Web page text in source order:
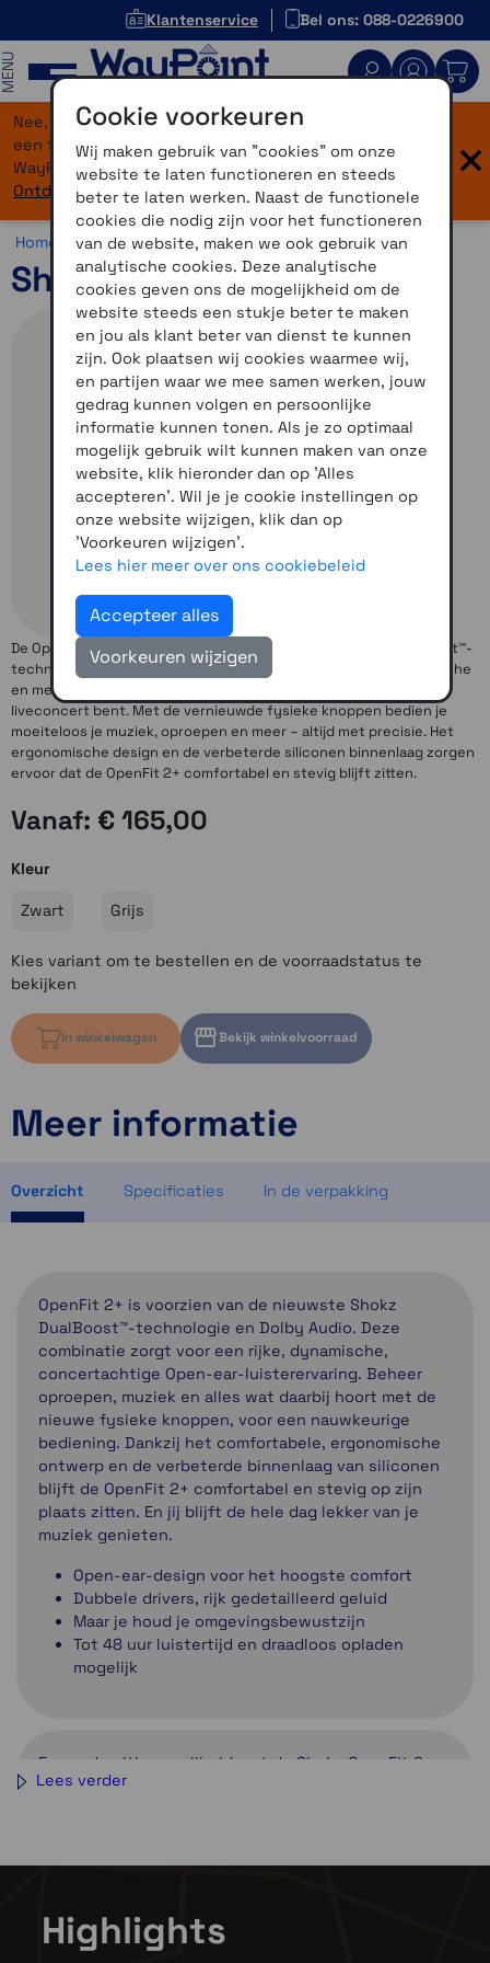
Klantenservice Bel ons: 088-0226900
Nee, je bent niet verdwaald! Onze website heeft
een flinke upgrade gekregen. Dezelfde vertrouwde
WayPoint-service, maar dan in een modern jasje.
Ontdek hier wat er allemaal nieuw is.
×
Home >Communicatie >Sport >Shokz
Shokz OpenFit 2 Plus
De OpenFit 2+ is uitgerust met de geavanceerde Shokz DualBoost™-
technologie en Dolby Audio. Samen bieden ze een rijke, dynamische
en meeslepende open-ear luisterervaring, alsof je bij een
liveconcert bent. Met de vernieuwde fysieke knoppen bedien je
moeiteloos je muziek, oproepen en meer – altijd met precisie. Het
ergonomische design en de verbeterde siliconen binnenlaag zorgen
ervoor dat de OpenFit 2+ comfortabel en stevig blijft zitten.
Vanaf: € 165,00
Kleur
Zwart Grijs
Kies variant om te bestellen en de voorraadstatus te
bekijken
In winkelwagen Bekijk winkelvoorraad
Kies variant om voorraad te bekijken
Kies variant om voorraad te bekijken
Meer informatie
Overzicht Specificaties In de verpakking
OpenFit 2+ is voorzien van de nieuwste Shokz
DualBoost™-technologie en Dolby Audio. Deze
combinatie zorgt voor een rijke, dynamische,
concertachtige Open-ear-luisterervaring. Beheer
oproepen, muziek en alles wat daarbij hoort met de
nieuwe fysieke knoppen, voor een nauwkeurige
bediening. Dankzij het comfortabele, ergonomische
ontwerp en de verbeterde binnenlaag van siliconen
blijft de OpenFit 2+ comfortabel en stevig op zijn
plaats zitten. En jij blijft de hele dag lekker van je
muziek genieten.
Open-ear-design voor het hoogste comfort
Dubbele drivers, rijk gedetailleerd geluid
Maar je houd je omgevingsbewustzijn
Tot 48 uur luistertijd en draadloos opladen
mogelijk
Ervaar de ultieme vrijheid met de Shokz OpenFit 2+,
het vlaggenschip onder de open-ear draadloze
Belangrijkste kenmerken:
Lees verder
Highlights
Cookie voorkeuren
Wij maken gebruik van "cookies" om onze
website te laten functioneren en steeds
beter te laten werken. Naast de functionele
cookies die nodig zijn voor het functioneren
van de website, maken we ook gebruik van
analytische cookies. Deze analytische
cookies geven ons de mogelijkheid om de
website steeds een stukje beter te maken
en jou als klant beter van dienst te kunnen
zijn. Ook plaatsen wij cookies waarmee wij,
en partijen waar we mee samen werken, jouw
gedrag kunnen volgen en persoonlijke
informatie kunnen tonen. Als je zo optimaal
mogelijk gebruik wilt kunnen maken van onze
website, klik hieronder dan op 'Alles
accepteren'. Wil je je cookie instellingen op
onze website wijzigen, klik dan op
'Voorkeuren wijzigen'.
Lees hier meer over ons cookiebeleid
Accepteer alles
Voorkeuren wijzigen